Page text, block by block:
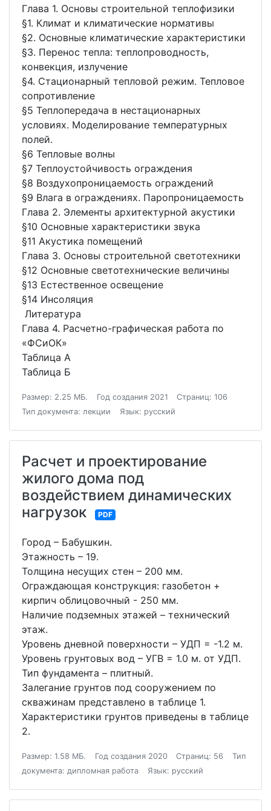
Глава 1. Основы строительной теплофизики
§1. Климат и климатические нормативы
§2. Основные климатические характеристики
§3. Перенос тепла: теплопроводность,
конвекция, излучение
§4. Стационарный тепловой режим. Тепловое
сопротивление
§5 Теплопередача в нестационарных
условиях. Моделирование температурных
полей.
§6 Тепловые волны
§7 Теплоустойчивость ограждения
§8 Воздухопроницаемость ограждений
§9 Влага в ограждениях. Паропроницаемость
Глава 2. Элементы архитектурной акустики
§10 Основные характеристики звука
§11 Акустика помещений
Глава 3. Основы строительной светотехники
§12 Основные светотехнические величины
§13 Естественное освещение
§14 Инсоляция
Литература
Глава 4. Расчетно-графическая работа по
«ФСиОК»
Таблица А
Таблица Б
Размер: 2.25 МБ. Год создания 2021
Страниц: 106
Тип документа: лекции
Язык: русский
Расчет и проектирование
жилого дома под
воздействием динамических
нагрузок
PDF
Город – Бабушкин.
Этажность – 19.
Толщина несущих стен – 200 мм.
Ограждающая конструкция: газобетон +
кирпич облицовочный - 250 мм.
Наличие подземных этажей – технический
этаж.
Уровень дневной поверхности – УДП = -1.2 м.
Уровень грунтовых вод – УГВ = 1.0 м. от УДП.
Тип фундамента – плитный.
Залегание грунтов под сооружением по
скважинам представлено в таблице 1.
Характеристики грунтов приведены в таблице
2.
Размер: 1.58 МБ. Год создания 2020 Страниц: 56
Тип
документа: дипломная работа
Язык: русский